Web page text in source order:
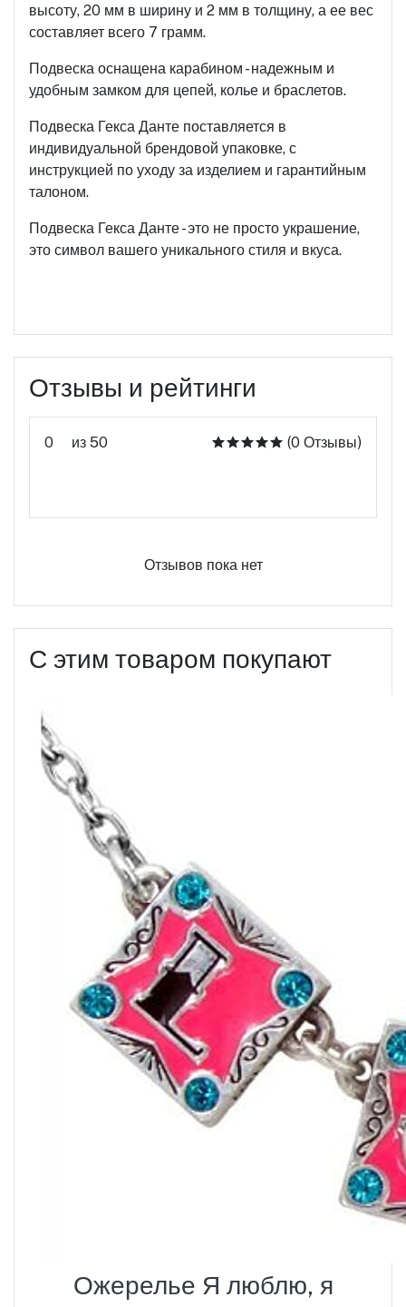
высоту, 20 мм в ширину и 2 мм в толщину, а ее вес
составляет всего 7 грамм.
Подвеска оснащена карабином - надежным и
удобным замком для цепей, колье и браслетов.
Подвеска Гекса Данте поставляется в
индивидуальной брендовой упаковке, с
инструкцией по уходу за изделием и гарантийным
талоном.
Подвеска Гекса Данте - это не просто украшение,
это символ вашего уникального стиля и вкуса.
Отзывы и рейтинги
0 из 50 (0 Отзывы)
Отзывов пока нет
С этим товаром покупают
Ожерелье Я люблю, я